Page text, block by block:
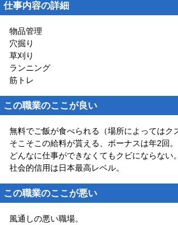
仕事内容の詳細
物品管理
穴掘り
草刈り
ランニング
筋トレ
この職業のここが良い
無料でご飯が食べられる（場所によってはク
そこそこの給料が貰える、ボーナスは年2回。
どんなに仕事ができなくてもクビにならない。
社会的信用は日本最高レベル。
この職業のここが悪い
風通しの悪い職場。